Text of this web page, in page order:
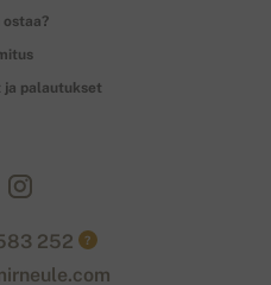
ostaa?
ja palautukset
252 ?